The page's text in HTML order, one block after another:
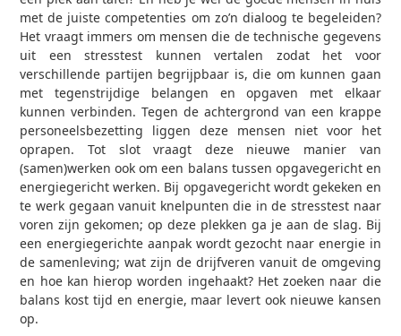
met de juiste competenties om zo’n dialoog te begeleiden?
Het vraagt immers om mensen die de technische gegevens
uit een stresstest kunnen vertalen zodat het voor
verschillende partijen begrijpbaar is, die om kunnen gaan
met tegenstrijdige belangen en opgaven met elkaar
kunnen verbinden. Tegen de achtergrond van een krappe
personeelsbezetting liggen deze mensen niet voor het
oprapen. Tot slot vraagt deze nieuwe manier van
(samen)werken ook om een balans tussen opgavegericht en
energiegericht werken. Bij opgavegericht wordt gekeken en
te werk gegaan vanuit knelpunten die in de stresstest naar
voren zijn gekomen; op deze plekken ga je aan de slag. Bij
een energiegerichte aanpak wordt gezocht naar energie in
de samenleving; wat zijn de drijfveren vanuit de omgeving
en hoe kan hierop worden ingehaakt? Het zoeken naar die
balans kost tijd en energie, maar levert ook nieuwe kansen
op.